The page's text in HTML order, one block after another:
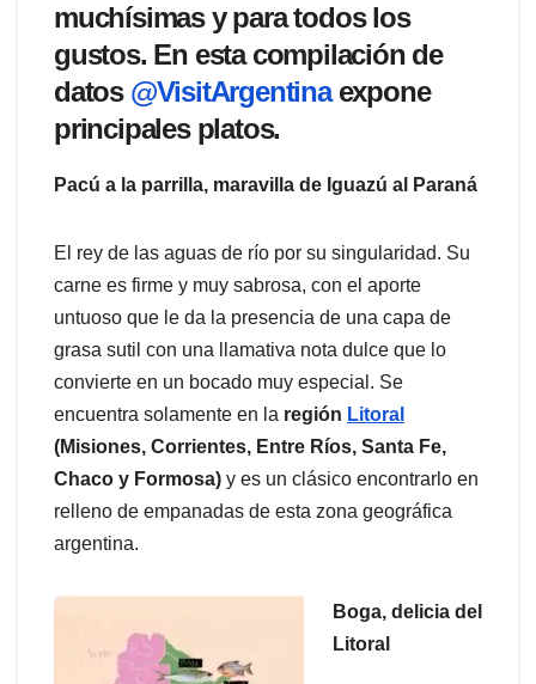
muchísimas y para todos los
gustos. En esta compilación de
datos @VisitArgentinaexpone
principales platos.
Pacú a la parrilla, maravilla de Iguazú al Paraná
El rey de las aguas de río por su singularidad. Su
carne es firme y muy sabrosa, con el aporte
untuoso que le da la presencia de una capa de
grasa sutil con una llamativa nota dulce que lo
convierte en un bocado muy especial. Se
encuentra solamente en la región Litoral
(Misiones, Corrientes, Entre Ríos, Santa Fe,
Chaco y Formosa) y es un clásico encontrarlo en
relleno de empanadas de esta zona geográfica
argentina.
Boga, delicia del
Litoral